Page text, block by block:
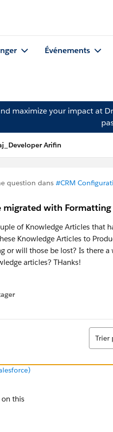
Événements
maximize your impact at
Arifin
question dans #CRM
migrated with
of Knowledge Articles that
Knowledge Articles to
or will those be lost? Is there a
articles? THanks!
Tri
Trier
this